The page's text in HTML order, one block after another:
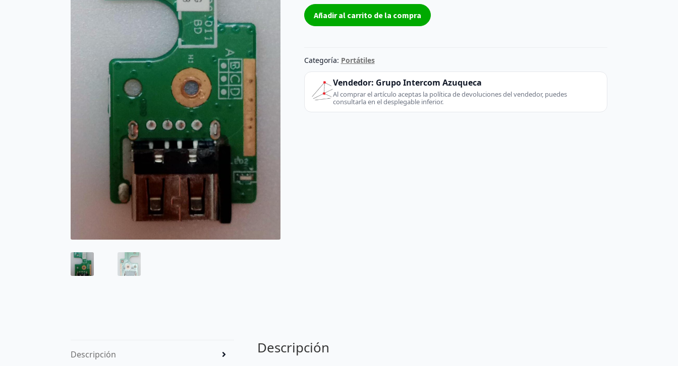
Conctor
USB
cantidad
Añadir al carrito de la compra
Categoría: Portátiles
Vendedor: Grupo Intercom Azuqueca
Al comprar el artículo aceptas la política de devoluciones del vendedor, puedes
consultarla en el desplegable inferior.
Descripción Descripción